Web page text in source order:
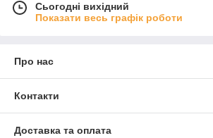
Сьогодні вихідний
Показати весь графік роботи
Про нас
Контакти
Доставка та оплата